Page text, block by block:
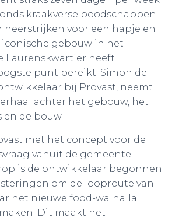
kraakverse boodschappen
neerstrijken voor een hapje en
iconische gebouw in het
Laurenskwartier heeft
punt bereikt. Simon de
bij Provast, neemt
achter het gebouw, het
de bouw.
met het concept voor de
vanuit de gemeente
is de ontwikkelaar begonnen
om de looproute van
het nieuwe food-walhalla
Dit maakt het